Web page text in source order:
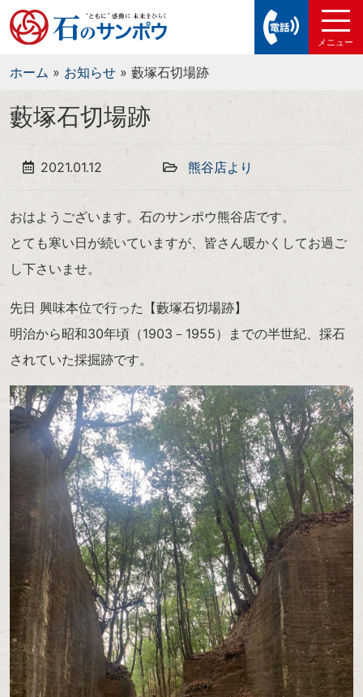
ホーム » お知らせ » 藪塚石切場跡
藪塚石切場跡
2021.01.12 熊谷店より
おはようございます。石のサンポウ熊谷店です。
とても寒い日が続いていますが、皆さん暖かくしてお過ご
し下さいませ。
先日 興味本位で行った【藪塚石切場跡】
明治から昭和30年頃（1903－1955）までの半世紀、採石
されていた採掘跡です。